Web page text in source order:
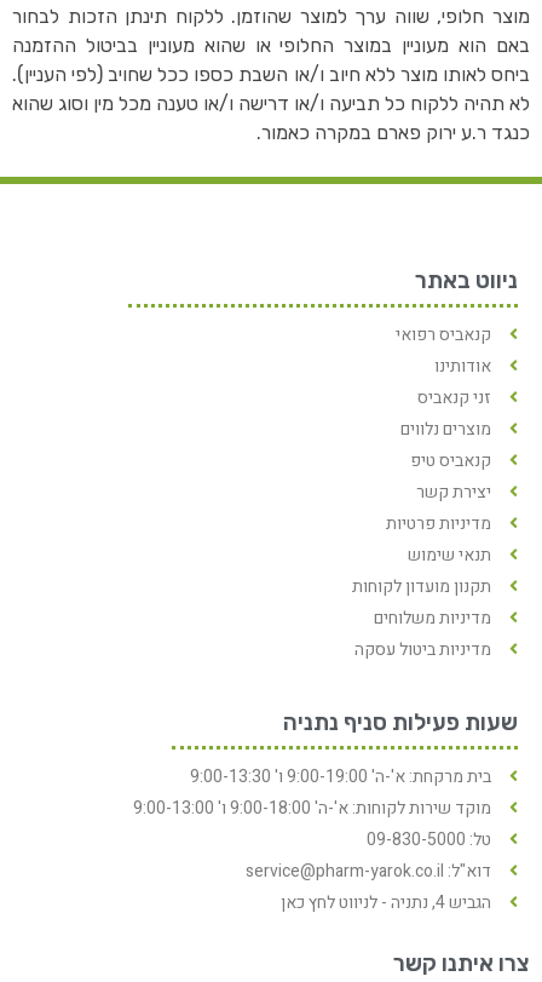
מוצר חלופי, שווה ערך למוצר שהוזמן. ללקוח תינתן הזכות לבחור
באם הוא מעוניין במוצר החלופי או שהוא מעוניין בביטול ההזמנה
ביחס לאותו מוצר ללא חיוב ו/או השבת כספו ככל שחויב (לפי העניין).
לא תהיה ללקוח כל תביעה ו/או דרישה ו/או טענה מכל מין וסוג שהוא
כנגד ר.ע ירוק פארם במקרה כאמור.
ניווט באתר
קנאביס רפואי
אודותינו
זני קנאביס
מוצרים נלווים
קנאביס טיפ
יצירת קשר
מדיניות פרטיות
תנאי שימוש
תקנון מועדון לקוחות
מדיניות משלוחים
מדיניות ביטול עסקה
שעות פעילות סניף נתניה
בית מרקחת: א'-ה' 9:00-19:00 ו' 9:00-13:30
מוקד שירות לקוחות: א'-ה' 9:00-18:00 ו' 9:00-13:00
טל: 09-830-5000
דוא"ל: service@pharm-yarok.co.il
הגביש 4, נתניה - לניווט לחץ כאן
צרו איתנו קשר